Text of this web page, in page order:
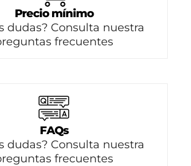
Precio mínimo
dudas? Consulta nuestra
frecuentes
FAQs
dudas? Consulta nuestra
frecuentes